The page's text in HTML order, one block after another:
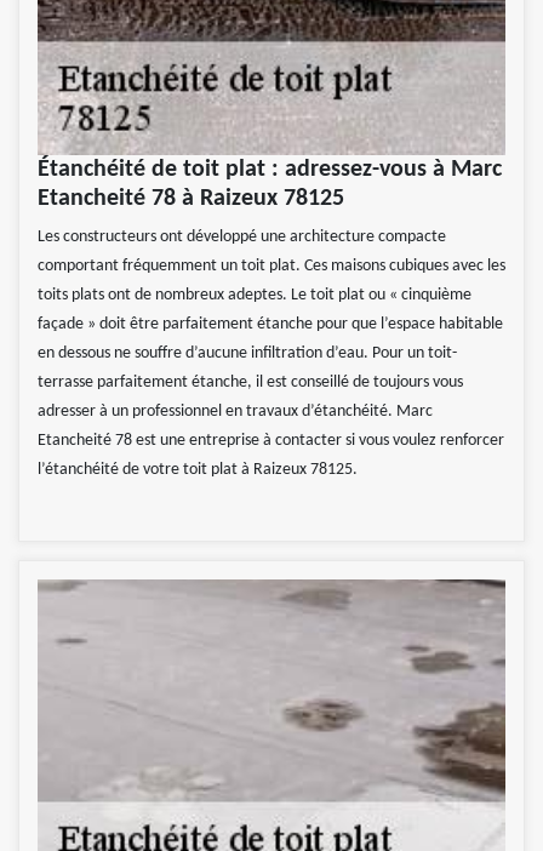
Étanchéité de toit plat : adressez-vous à Marc
Etancheité 78 à Raizeux 78125
Les constructeurs ont développé une architecture compacte
comportant fréquemment un toit plat. Ces maisons cubiques avec les
toits plats ont de nombreux adeptes. Le toit plat ou « cinquième
façade » doit être parfaitement étanche pour que l’espace habitable
en dessous ne souffre d’aucune infiltration d’eau. Pour un toit-
terrasse parfaitement étanche, il est conseillé de toujours vous
adresser à un professionnel en travaux d’étanchéité. Marc
Etancheité 78 est une entreprise à contacter si vous voulez renforcer
l’étanchéité de votre toit plat à Raizeux 78125.